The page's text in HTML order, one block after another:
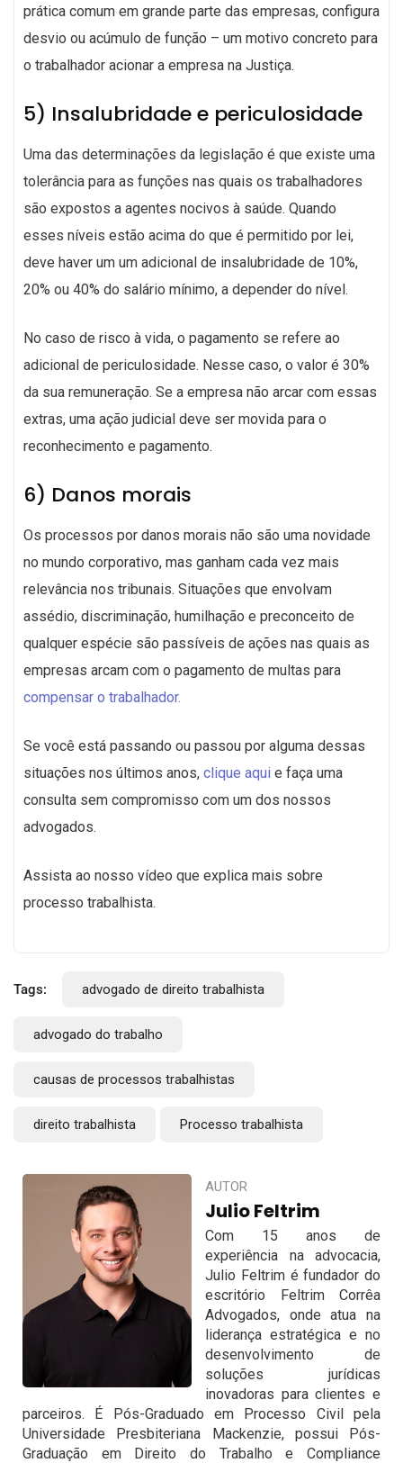
prática comum em grande parte das empresas, configura
desvio ou acúmulo de função – um motivo concreto para
o trabalhador acionar a empresa na Justiça.
5) Insalubridade e periculosidade
Uma das determinações da legislação é que existe uma
tolerância para as funções nas quais os trabalhadores
são expostos a agentes nocivos à saúde. Quando
esses níveis estão acima do que é permitido por lei,
deve haver um um adicional de insalubridade de 10%,
20% ou 40% do salário mínimo, a depender do nível.
No caso de risco à vida, o pagamento se refere ao
adicional de periculosidade. Nesse caso, o valor é 30%
da sua remuneração. Se a empresa não arcar com essas
extras, uma ação judicial deve ser movida para o
reconhecimento e pagamento.
6) Danos morais
Os processos por danos morais não são uma novidade
no mundo corporativo, mas ganham cada vez mais
relevância nos tribunais. Situações que envolvam
assédio, discriminação, humilhação e preconceito de
qualquer espécie são passíveis de ações nas quais as
empresas arcam com o pagamento de multas para
compensar o trabalhador.
Se você está passando ou passou por alguma dessas
situações nos últimos anos, clique aqui e faça uma
consulta sem compromisso com um dos nossos
advogados.
Assista ao nosso vídeo que explica mais sobre
processo trabalhista.
Tags: advogado de direito trabalhista
advogado do trabalho
causas de processos trabalhistas
direito trabalhista Processo trabalhista
AUTOR
Julio Feltrim
Com 15 anos de
experiência na advocacia,
Julio Feltrim é fundador do
escritório Feltrim Corrêa
Advogados, onde atua na
liderança estratégica e no
desenvolvimento de
soluções jurídicas
inovadoras para clientes e
parceiros. É Pós-Graduado em Processo Civil pela
Universidade Presbiteriana Mackenzie, possui Pós-
Graduação em Direito do Trabalho e Compliance